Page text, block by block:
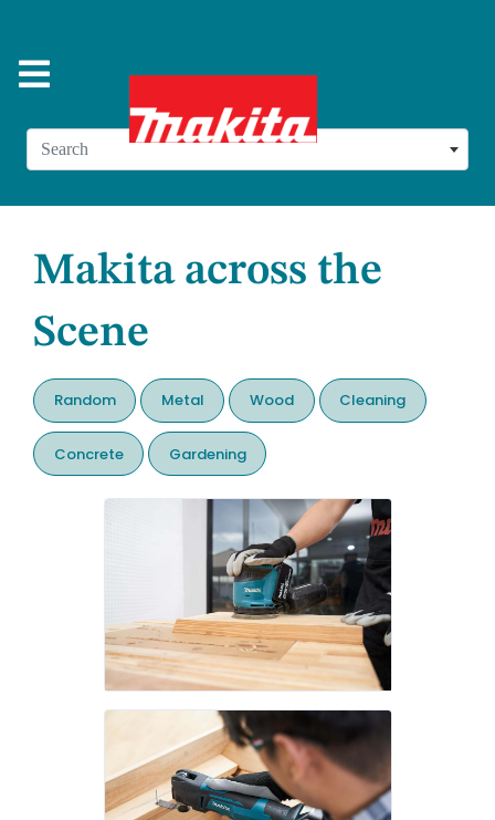
Search
Makita across the
Scene
Random Metal Wood Cleaning
Concrete Gardening